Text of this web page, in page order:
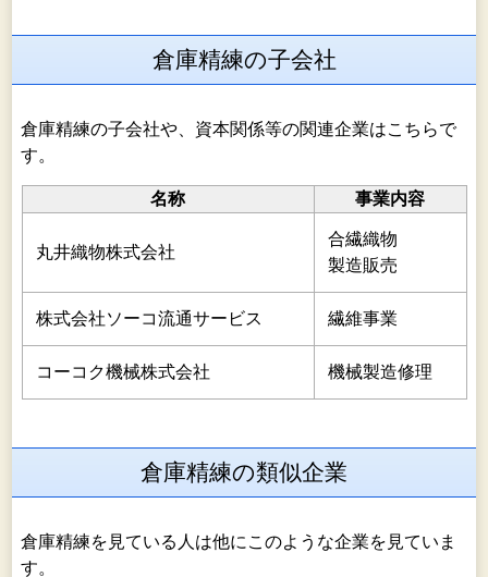
倉庫精練の子会社
倉庫精練の子会社や、資本関係等の関連企業はこちらで
す。
名称 事業内容
丸井織物株式会社
合繊織物
製造販売
株式会社ソーコ流通サービス 繊維事業
コーコク機械株式会社 機械製造修理
倉庫精練の類似企業
倉庫精練を見ている人は他にこのような企業を見ていま
す。